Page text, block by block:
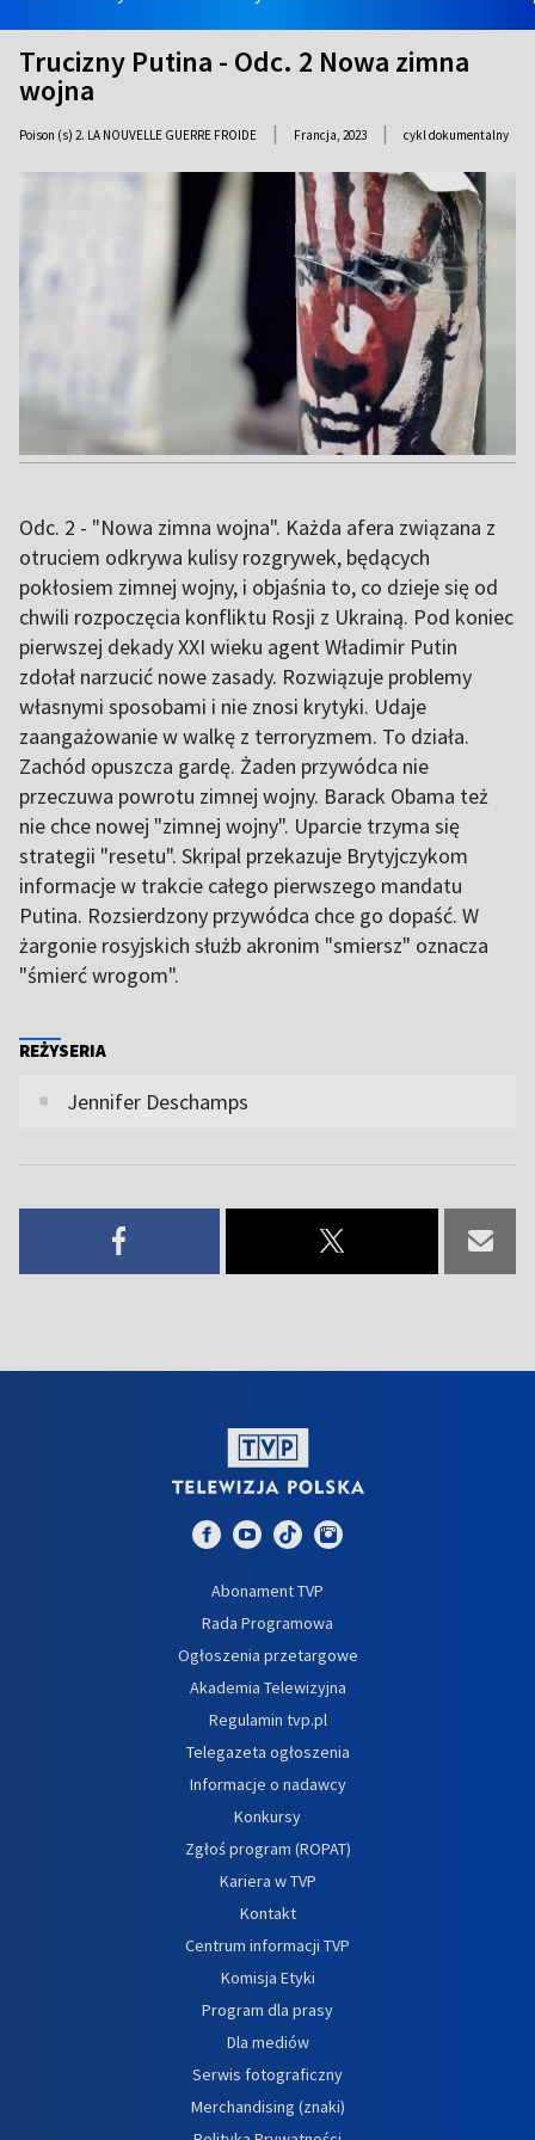
Trucizny Putina - Odc. 2 Nowa zimna
wojna
Poison (s) 2. LA NOUVELLE GUERRE FROIDE | Francja, 2023 | cykl dokumentalny
Odc. 2 - "Nowa zimna wojna". Każda afera związana z
otruciem odkrywa kulisy rozgrywek, będących
pokłosiem zimnej wojny, i objaśnia to, co dzieje się od
chwili rozpoczęcia konfliktu Rosji z Ukrainą. Pod koniec
pierwszej dekady XXI wieku agent Władimir Putin
zdołał narzucić nowe zasady. Rozwiązuje problemy
własnymi sposobami i nie znosi krytyki. Udaje
zaangażowanie w walkę z terroryzmem. To działa.
Zachód opuszcza gardę. Żaden przywódca nie
przeczuwa powrotu zimnej wojny. Barack Obama też
nie chce nowej "zimnej wojny". Uparcie trzyma się
strategii "resetu". Skripal przekazuje Brytyjczykom
informacje w trakcie całego pierwszego mandatu
Putina. Rozsierdzony przywódca chce go dopaść. W
żargonie rosyjskich służb akronim "smiersz" oznacza
"śmierć wrogom".
REŻYSERIA
Jennifer Deschamps
Abonament TVP
Rada Programowa
Ogłoszenia przetargowe
Akademia Telewizyjna
Regulamin tvp.pl
Telegazeta ogłoszenia
Informacje o nadawcy
Konkursy
Zgłoś program (ROPAT)
Kariera w TVP
Kontakt
Centrum informacji TVP
Komisja Etyki
Program dla prasy
Dla mediów
Serwis fotograficzny
Merchandising (znaki)